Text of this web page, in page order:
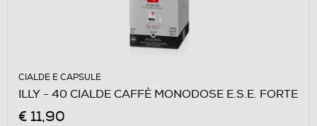
CIALDE E CAPSULE
ILLY - 40 CIALDE CAFFÈ MONODOSE E.S.E. FORTE
€ 11,90